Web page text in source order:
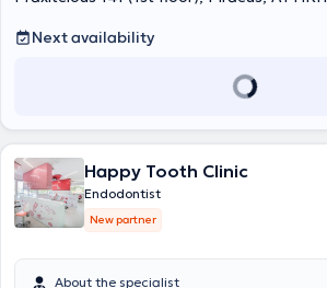
Next availability
Happy Tooth Clinic
Endodontist
New partner
About the specialist